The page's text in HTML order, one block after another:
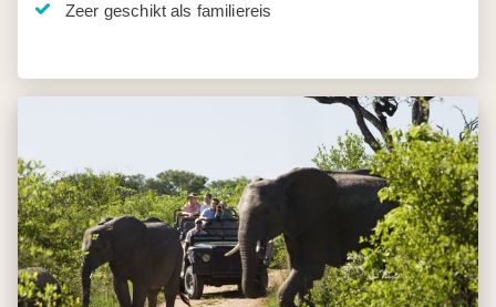
Zeer geschikt als familiereis